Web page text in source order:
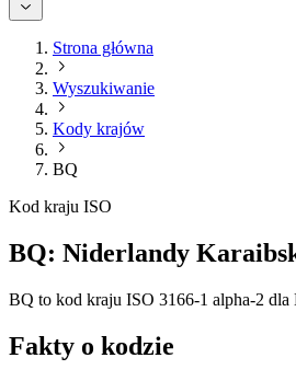
Strona główna
Wyszukiwanie
Kody krajów
BQ
Kod kraju ISO
BQ: Niderlandy
BQ to kod kraju ISO 3166-1 alpha-2 dla
Fakty o kodzie